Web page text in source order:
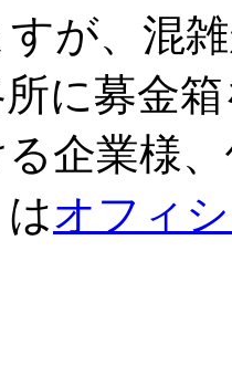
が、混
に募金
企業様
オフィ